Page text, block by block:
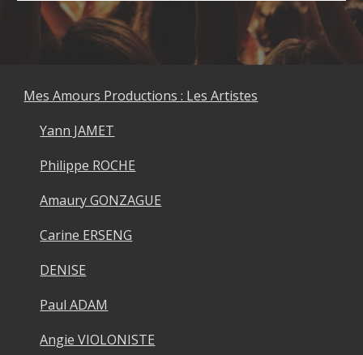
Mes Amours Productions : Les Artistes
Yann JAMET
Philippe ROCHE
Amaury GONZAGUE
Carine ERSENG
DENISE
Paul ADAM
Angie VIOLONISTE